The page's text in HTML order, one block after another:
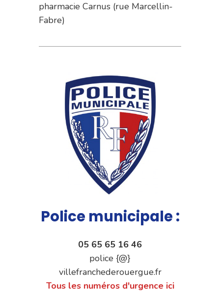
pharmacie Carnus (rue Marcellin-
Fabre)
Police municipale :
05 65 65 16 46
police {@}
villefranchederouergue.fr
Tous les numéros d'urgence ici